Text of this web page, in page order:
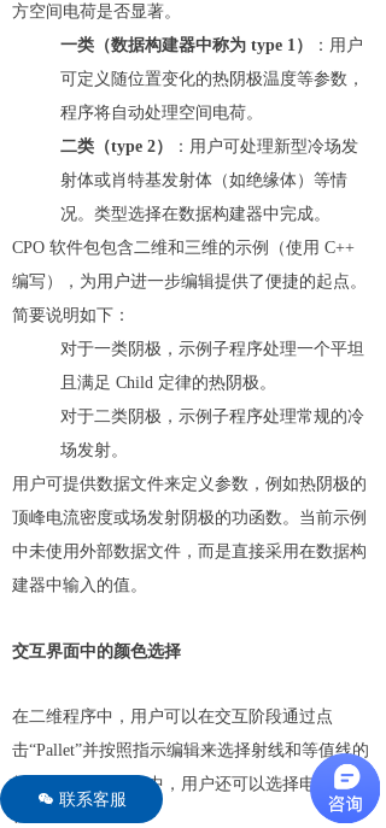
方空间电荷是否显著。
一类（数据构建器中称为 type 1）
：用户
可定义随位置变化的热阴极温度等参数，
程序将自动处理空间电荷。
二类（type 2）
：用户可处理新型冷场发
射体或肖特基发射体（如绝缘体）等情
况。类型选择在数据构建器中完成。
CPO 软件包包含二维和三维的示例（使用 C++
编写），为用户进一步编辑提供了便捷的起点。
简要说明如下：
对于一类阴极，示例子程序处理一个平坦
且满足 Child 定律的热阴极。
对于二类阴极，示例子程序处理常规的冷
场发射。
用户可提供数据文件来定义参数，例如热阴极的
顶峰电流密度或场发射阴极的功函数。当前示例
中未使用外部数据文件，而是直接采用在数据构
建器中输入的值。
交互界面中的颜色选择
在二维程序中，用户可以在交互阶段通过点
击“Pallet”并按照指示编辑来选择射线和等值线的
颜色。在三维程序中，用户还可以选择电极的颜
色。
너 联系客服